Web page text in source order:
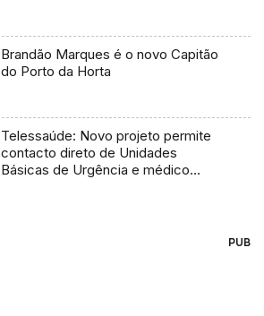
Brandão Marques é o novo Capitão
do Porto da Horta
Telessaúde: Novo projeto permite
contacto direto de Unidades
Básicas de Urgência e médico
PUB